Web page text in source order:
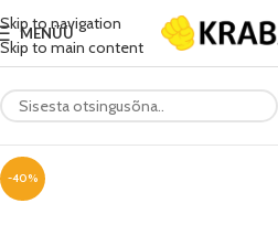
Skip to navigation
Skip to main content
MENÜÜ
-40%